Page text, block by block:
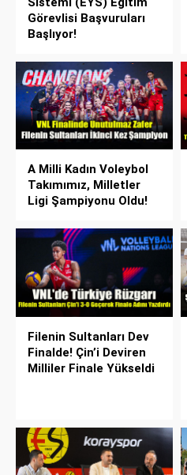
Görevlisi Başvuruları
Başlıyor!
A Milli Kadın Voleybol
Takımımız, Milletler
Ligi Şampiyonu Oldu!
Filenin Sultanları Dev
Finalde! Çin’i Deviren
Milliler Finale Yükseldi